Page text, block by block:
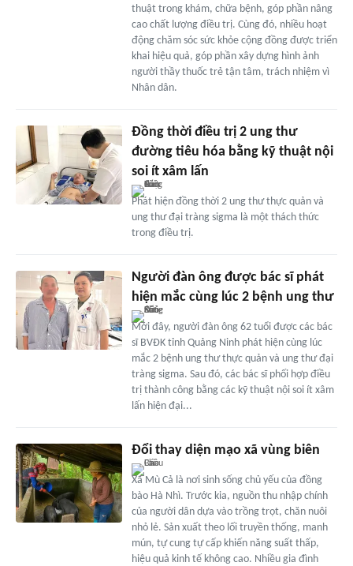
thuật trong khám, chữa bệnh, góp phần nâng
cao chất lượng điều trị. Cùng đó, nhiều hoạt
động chăm sóc sức khỏe cộng đồng được triển
khai hiệu quả, góp phần xây dựng hình ảnh
người thầy thuốc trẻ tận tâm, trách nhiệm vì
Nhân dân.
Đồng thời điều trị 2 ung thư
đường tiêu hóa bằng kỹ thuật nội
soi ít xâm lấn
Phát hiện đồng thời 2 ung thư thực quản và
ung thư đại tràng sigma là một thách thức
trong điều trị.
Người đàn ông được bác sĩ phát
hiện mắc cùng lúc 2 bệnh ung thư
Mới đây, người đàn ông 62 tuổi được các bác
sĩ BVĐK tỉnh Quảng Ninh phát hiện cùng lúc
mắc 2 bệnh ung thư thực quản và ung thư đại
tràng sigma. Sau đó, các bác sĩ phối hợp điều
trị thành công bằng các kỹ thuật nội soi ít xâm
lấn hiện đại...
Đổi thay diện mạo xã vùng biên
Xã Mù Cả là nơi sinh sống chủ yếu của đồng
bào Hà Nhì. Trước kia, nguồn thu nhập chính
của người dân dựa vào trồng trọt, chăn nuôi
nhỏ lẻ. Sản xuất theo lối truyền thống, manh
mún, tự cung tự cấp khiến năng suất thấp,
hiệu quả kinh tế không cao. Nhiều gia đình